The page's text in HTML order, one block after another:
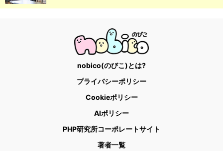
nobico(のびこ)とは?
プライバシーポリシー
Cookieポリシー
AIポリシー
PHP研究所コーポレートサイト
著者一覧